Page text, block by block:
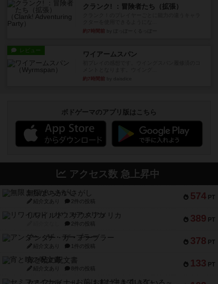
クランク! ：冒険者たち（拡張）
約7時間前
レビュー ワイアームスパン
約7時間前
ボドゲーマのアプリ版はこちら
アクセス数 急上昇中
574 PT
無限まちがいさがし
紹介文あり 2件の投稿
389 PT
リワイルド：サウスアメリカ
2件の投稿
378 PT
アンダー・ザ・テーブラー
紹介文あり 1件の投稿
133 PT
宵と暁の呪文書
紹介文あり 8件の投稿